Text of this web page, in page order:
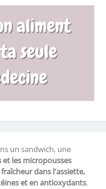
un sandwich, une
les micropousses
dans l'assiette,
et en antioxydants.